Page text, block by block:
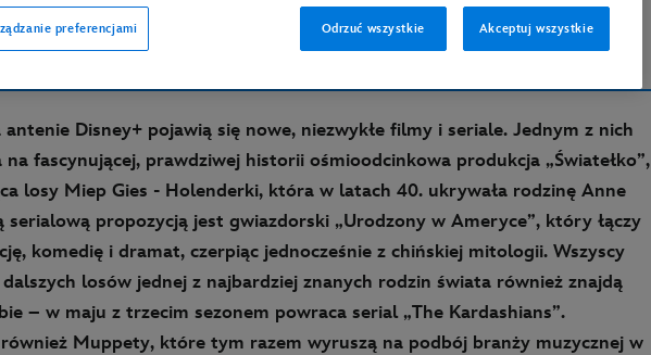
Copy Article
Disney+ pojawią się nowe, niezwykłe filmy i seriale. Jednym z nich
fascynującej, prawdziwej historii ośmioodcinkowa produkcja „Światełko”,
losy Miep Gies - Holenderki, która w latach 40. ukrywała rodzinę Anne
serialową propozycją jest gwiazdorski „Urodzony w Ameryce”, który łączy
komedię i dramat, czerpiąc jednocześnie z chińskiej mitologii. Wszyscy
losów jednej z najbardziej znanych rodzin świata również znajdą
– w maju z trzecim sezonem powraca serial „The Kardashians”.
również Muppety, które tym razem wyruszą na podbój branży muzycznej w
preferencjami Odrzuć wszystkie Akceptuj wszystkie